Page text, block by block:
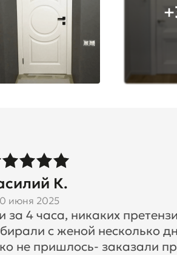
К.
июня 2025
4 часа, никаких
с женой несколько
не пришлось- заказали